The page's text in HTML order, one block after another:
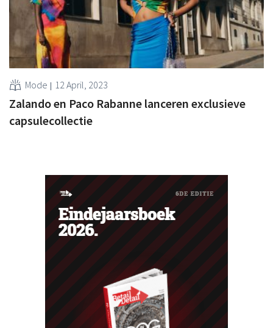
Mode 12 April, 2023
Zalando en Paco Rabanne lanceren exclusieve
capsulecollectie